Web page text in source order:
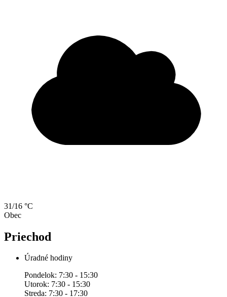
31/16 °C
Obec
Priechod
Úradné hodiny
Pondelok: 7:30 - 15:30
Utorok: 7:30 - 15:30
Streda: 7:30 - 17:30